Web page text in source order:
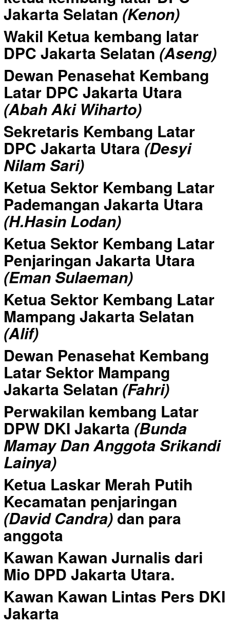
Jakarta Selatan (Kenon)
Wakil Ketua kembang latar
DPC Jakarta Selatan(Aseng)
Dewan Penasehat Kembang
Latar DPC Jakarta Utara
(Abah Aki Wiharto)
Sekretaris Kembang Latar
DPC Jakarta Utara (Desyi
Nilam Sari)
Ketua Sektor Kembang Latar
Pademangan Jakarta Utara
(H.Hasin Lodan)
Ketua Sektor Kembang Latar
Penjaringan Jakarta Utara
(Eman Sulaeman)
Ketua Sektor Kembang Latar
Mampang Jakarta Selatan
(Alif)
Dewan Penasehat Kembang
Latar Sektor Mampang
Jakarta Selatan (Fahri)
Perwakilan kembang Latar
DPW DKI Jakarta (Bunda
Mamay Dan Anggota Srikandi
Lainya)
Ketua Laskar Merah Putih
Kecamatan penjaringan
(David Candra)dan para
anggota
Kawan Kawan Jurnalis dari
Mio DPD Jakarta Utara.
Kawan Kawan Lintas Pers DKI
Jakarta